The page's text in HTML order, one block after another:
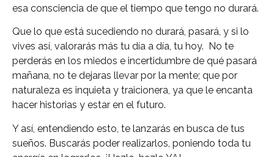
esa consciencia de que el tiempo que tengo no durará.
Que lo que está sucediendo no durará, pasará, y si lo
vives así, valorarás más tu día a día, tu hoy. No te
perderás en los miedos e incertidumbre de qué pasará
mañana, no te dejaras llevar por la mente; que por
naturaleza es inquieta y traicionera, ya que le encanta
hacer historias y estar en el futuro.
Y así, entendiendo esto, te lanzarás en busca de tus
sueños. Buscarás poder realizarlos, poniendo toda tu